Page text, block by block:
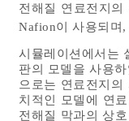
전해질 연료전지
Nafion이 사용되며
시뮬레이션에서는
판의 모델을 사용
으로는 연료전지
치적인 모델에 연
전해질 막과의 상